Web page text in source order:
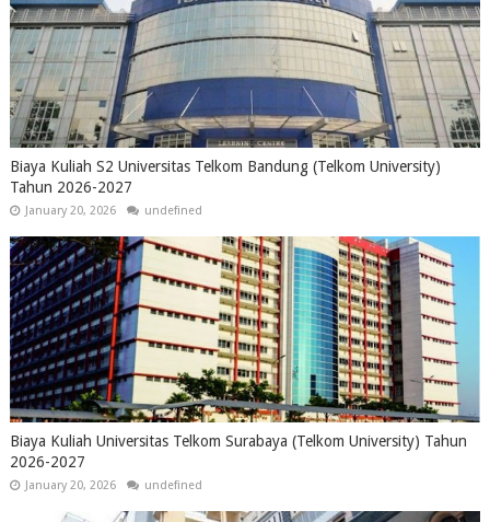
Biaya Kuliah S2 Universitas Telkom Bandung (Telkom University)
Tahun 2026-2027
January 20, 2026 undefined
Biaya Kuliah Universitas Telkom Surabaya (Telkom University) Tahun
2026-2027
January 20, 2026 undefined